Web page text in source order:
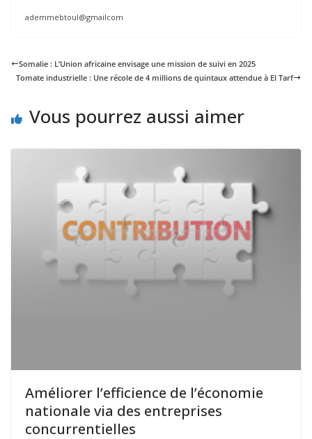
ademmebtoul@gmailcom
Somalie : L’Union africaine envisage une mission de suivi en 2025
Tomate industrielle : Une récole de 4 millions de quintaux attendue à El Tarf
Vous pourrez aussi aimer
Améliorer l’efficience de l’économie
nationale via des entreprises
concurrentielles